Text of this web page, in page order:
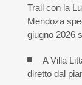
Trail con la
Mendoza
giugno 2026
A Villa
diretto dal